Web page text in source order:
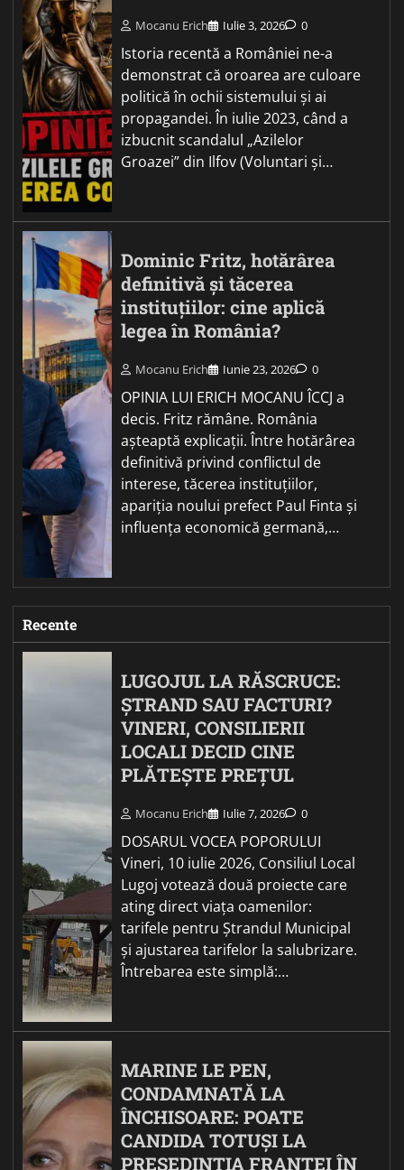
Mocanu Erich Iulie 3, 2026 0
Istoria recentă a României ne-a
demonstrat că oroarea are culoare
politică în ochii sistemului și ai
propagandei. În iulie 2023, când a
izbucnit scandalul „Azilelor
Groazei” din Ilfov (Voluntari și…
Dominic Fritz, hotărârea
definitivă și tăcerea
instituțiilor: cine aplică
legea în România?
Mocanu Erich Iunie 23, 2026 0
OPINIA LUI ERICH MOCANU ÎCCJ a
decis. Fritz rămâne. România
așteaptă explicații. Între hotărârea
definitivă privind conflictul de
interese, tăcerea instituțiilor,
apariția noului prefect Paul Finta și
influența economică germană,…
Recente
LUGOJUL LA RĂSCRUCE:
ȘTRAND SAU FACTURI?
VINERI, CONSILIERII
LOCALI DECID CINE
PLĂTEȘTE PREȚUL
Mocanu Erich Iulie 7, 2026 0
DOSARUL VOCEA POPORULUI
Vineri, 10 iulie 2026, Consiliul Local
Lugoj votează două proiecte care
ating direct viața oamenilor:
tarifele pentru Ștrandul Municipal
și ajustarea tarifelor la salubrizare.
Întrebarea este simplă:…
MARINE LE PEN,
CONDAMNATĂ LA
ÎNCHISOARE: POATE
CANDIDA TOTUȘI LA
PREȘEDINȚIA FRANȚEI ÎN